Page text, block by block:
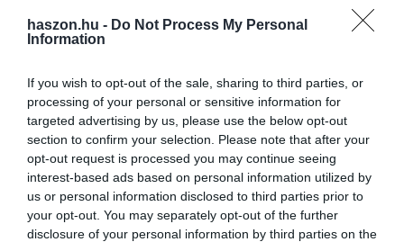
haszon.hu - Do Not Process My Personal
Information
If you wish to opt-out of the sale, sharing to third parties, or
processing of your personal or sensitive information for
targeted advertising by us, please use the below opt-out
section to confirm your selection. Please note that after your
opt-out request is processed you may continue seeing
interest-based ads based on personal information utilized by
us or personal information disclosed to third parties prior to
your opt-out. You may separately opt-out of the further
disclosure of your personal information by third parties on the